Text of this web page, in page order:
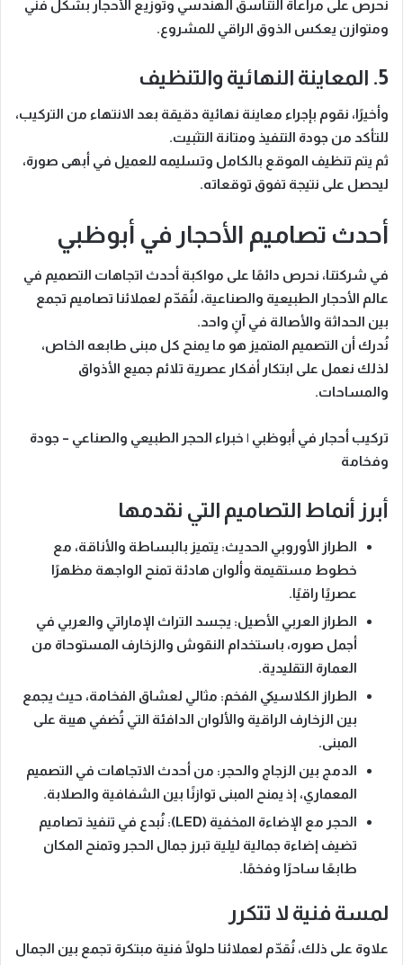
نحرص على مراعاة التناسق الهندسي وتوزيع الأحجار بشكل فني
ومتوازن يعكس الذوق الراقي للمشروع.
5. المعاينة النهائية والتنظيف
وأخيرًا، نقوم بإجراء معاينة نهائية دقيقة بعد الانتهاء من التركيب،
للتأكد من جودة التنفيذ ومتانة التثبيت.
ثم يتم تنظيف الموقع بالكامل وتسليمه للعميل في أبهى صورة،
ليحصل على نتيجة تفوق توقعاته.
أحدث تصاميم الأحجار في أبوظبي
في شركتنا، نحرص دائمًا على مواكبة أحدث اتجاهات التصميم في
عالم الأحجار الطبيعية والصناعية، لنُقدّم لعملائنا تصاميم تجمع
بين الحداثة والأصالة في آنٍ واحد.
نُدرك أن التصميم المتميز هو ما يمنح كل مبنى طابعه الخاص،
لذلك نعمل على ابتكار أفكار عصرية تلائم جميع الأذواق
والمساحات.
تركيب أحجار في أبوظبي | خبراء الحجر الطبيعي والصناعي – جودة
وفخامة
أبرز أنماط التصاميم التي نقدمها
الطراز الأوروبي الحديث: يتميز بالبساطة والأناقة، مع
خطوط مستقيمة وألوان هادئة تمنح الواجهة مظهرًا
عصريًا راقيًا.
الطراز العربي الأصيل: يجسد التراث الإماراتي والعربي في
أجمل صوره، باستخدام النقوش والزخارف المستوحاة من
العمارة التقليدية.
الطراز الكلاسيكي الفخم: مثالي لعشاق الفخامة، حيث يجمع
بين الزخارف الراقية والألوان الدافئة التي تُضفي هيبة على
المبنى.
الدمج بين الزجاج والحجر: من أحدث الاتجاهات في التصميم
المعماري، إذ يمنح المبنى توازنًا بين الشفافية والصلابة.
الحجر مع الإضاءة المخفية (LED):
نُبدع في تنفيذ تصاميم
تضيف إضاءة جمالية ليلية تبرز جمال الحجر وتمنح المكان
طابعًا ساحرًا وفخمًا.
لمسة فنية لا تتكرر
علاوة على ذلك، نُقدّم لعملائنا حلولًا فنية مبتكرة تجمع بين الجمال